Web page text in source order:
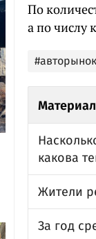
По
а по числу
#авторынок
какова
Жители
За год